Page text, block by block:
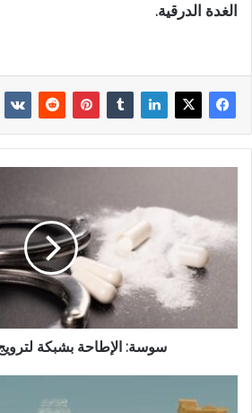
الغدة الدرقية.
سوسة: الإطاحة بشبكة